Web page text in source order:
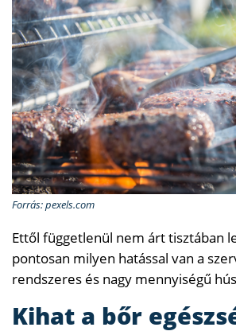
Forrás: pexels.com
Ettől függetlenül nem árt tisztában
pontosan milyen hatással van a
rendszeres és nagy mennyiségű
Kihat a bőr